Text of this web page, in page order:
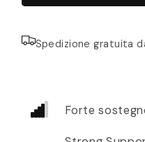
Spedizione gratuita
Forte